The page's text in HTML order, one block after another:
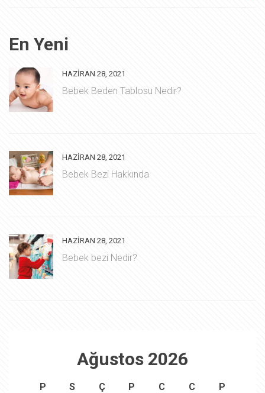
En Yeni
HAZIRAN 28, 2021
Bebek Beden Tablosu Nedir?
HAZIRAN 28, 2021
Bebek Bezi Hakkında
HAZIRAN 28, 2021
Bebek bezi Nedir?
Ağustos 2026
P S Ç P C C
P